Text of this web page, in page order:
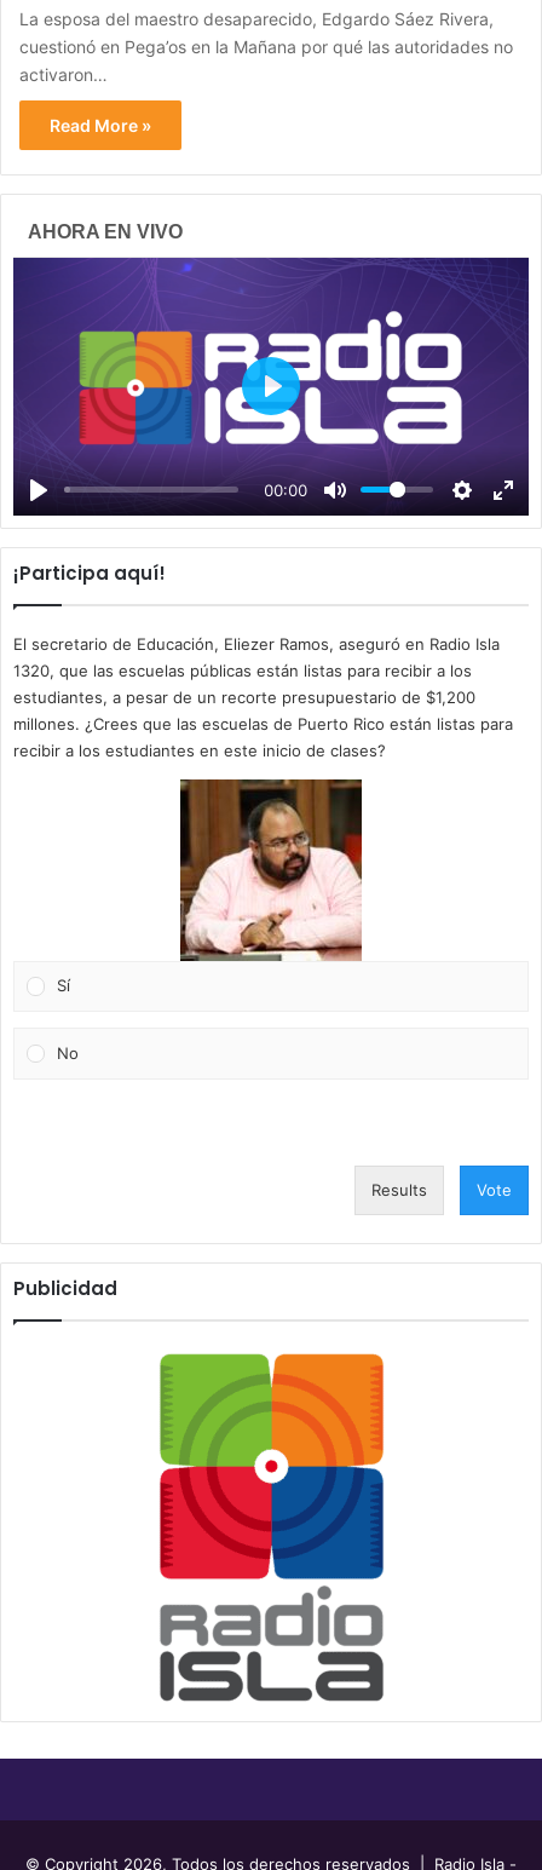
La esposa del maestro desaparecido, Edgardo Sáez Rivera,
cuestionó en Pega’os en la Mañana por qué las autoridades no
activaron…
Read More »
AHORA EN VIVO
00:00
P
a
y
¡Participa aquí!
El secretario de Educación, Eliezer Ramos, aseguró en Radio Isla
1320, que las escuelas públicas están listas para recibir a los
estudiantes, a pesar de un recorte presupuestario de $1,200
millones. ¿Crees que las escuelas de Puerto Rico están listas para
recibir a los estudiantes en este inicio de clases?
Sí
No
Results Vote
Publicidad
© Copyright 2026, Todos los derechos reservados | Radio Isla -